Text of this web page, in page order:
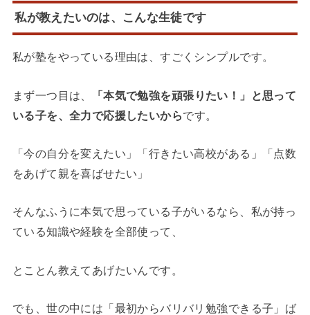
私が教えたいのは、こんな生徒です
私が塾をやっている理由は、すごくシンプルです。
まず一つ目は、
「本気で勉強を頑張りたい！」と思って
いる子を、全力で応援したいからです。
「今の自分を変えたい」「行きたい高校がある」「点数
をあげて親を喜ばせたい」
そんなふうに本気で思っている子がいるなら、私が持っ
ている知識や経験を全部使って、
とことん教えてあげたいんです。
でも、世の中には「最初からバリバリ勉強できる子」ば